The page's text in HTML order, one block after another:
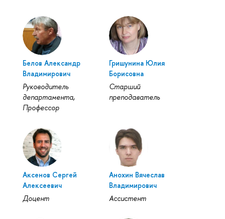
Белов Александр
Владимирович
Руководитель
департамента,
Профессор
Гришунина Юлия
Борисовна
Старший
преподаватель
Аксенов Сергей
Алексеевич
Доцент
Анохин Вячеслав
Владимирович
Ассистент